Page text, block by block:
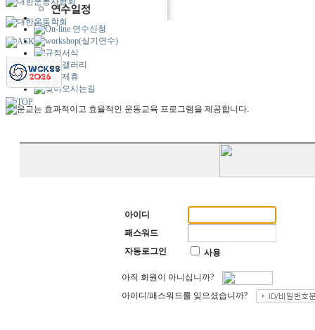
아이디
패스워드
자동로그인
사용
아직 회원이 아니십니까?
아이디/패스워드를 잊으셨습니까?